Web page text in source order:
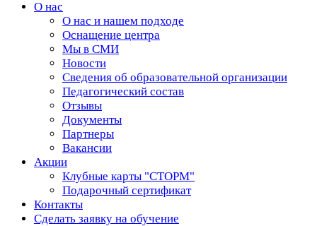
О нас
О нас и нашем подходе
Оснащение центра
Мы в СМИ
Новости
Сведения об образовательной организации
Педагогический состав
Отзывы
Документы
Партнеры
Вакансии
Акции
Клубные карты "СТОРМ"
Подарочный сертификат
Контакты
Сделать заявку на обучение